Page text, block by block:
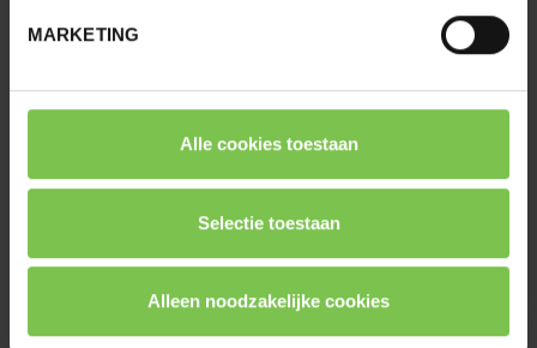
MARKETING
Alle cookies toestaan
Selectie toestaan
Alleen noodzakelijke cookies
HOME
CONTACT
DOCUMENTEN